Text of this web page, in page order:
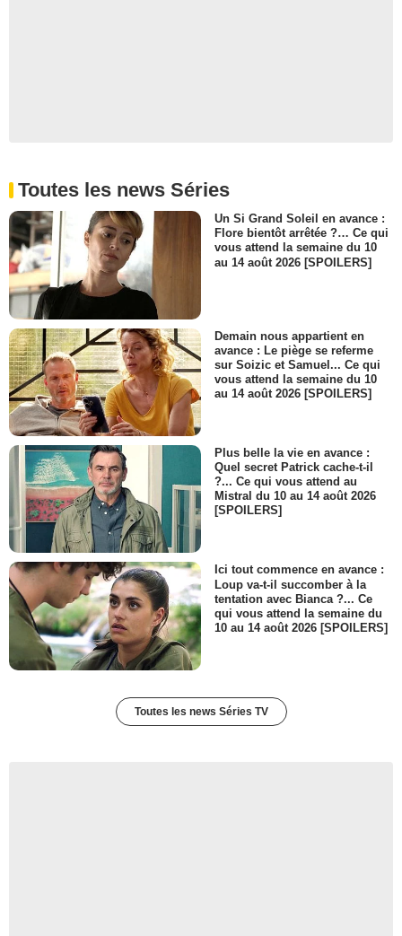
Toutes les news Séries
Un Si Grand Soleil en avance :
Flore bientôt arrêtée ?… Ce qui
vous attend la semaine du 10
au 14 août 2026 [SPOILERS]
Demain nous appartient en
avance : Le piège se referme
sur Soizic et Samuel... Ce qui
vous attend la semaine du 10
au 14 août 2026 [SPOILERS]
Plus belle la vie en avance :
Quel secret Patrick cache-t-il
?... Ce qui vous attend au
Mistral du 10 au 14 août 2026
[SPOILERS]
Ici tout commence en avance :
Loup va-t-il succomber à la
tentation avec Bianca ?... Ce
qui vous attend la semaine du
10 au 14 août 2026 [SPOILERS]
Toutes les news Séries TV